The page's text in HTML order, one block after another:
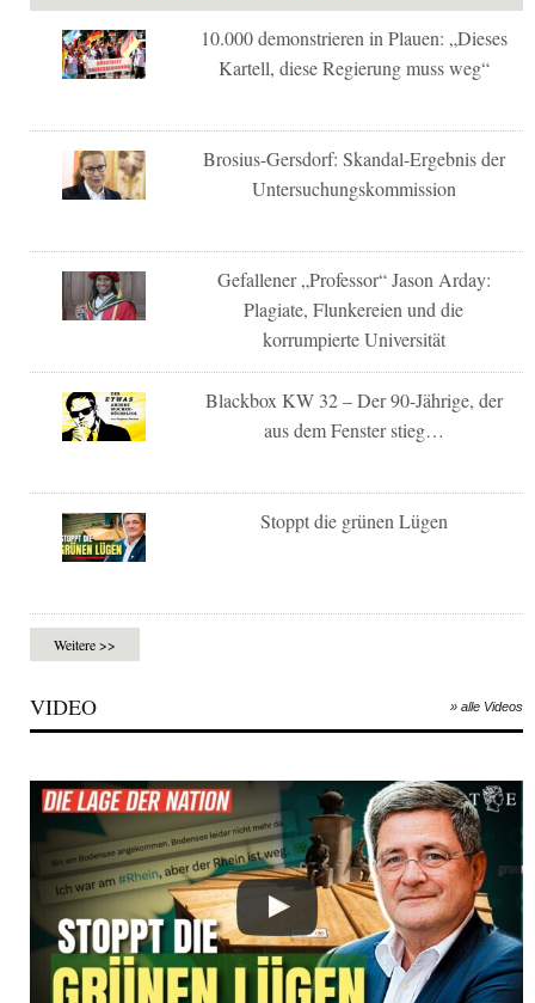
10.000 demonstrieren in Plauen: „Dieses
Kartell, diese Regierung muss weg“
Brosius-Gersdorf: Skandal-Ergebnis der
Untersuchungskommission
Gefallener „Professor“ Jason Arday:
Plagiate, Flunkereien und die
korrumpierte Universität
Blackbox KW 32 – Der 90-Jährige, der
aus dem Fenster stieg…
Stoppt die grünen Lügen
Weitere >>
VIDEO » alle Videos